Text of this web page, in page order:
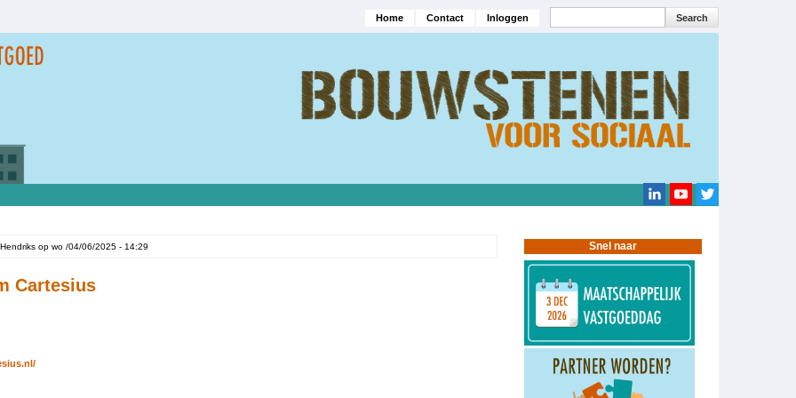
Search
Hoofdnavigatie
Home Contact Inloggen
op wo /04/06/2025 - 14:29
Cartesius
Snel naar